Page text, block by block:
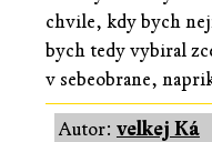
chvile, kdy bych
bych tedy vybiral
v sebeobrane,
Autor: velkej Ká